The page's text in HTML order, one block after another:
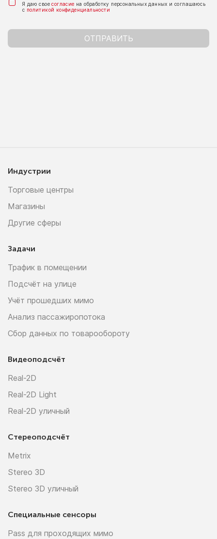
Я даю своесогласие на обработку персональных данных и соглашаюсь
с политикой конфиденциальности
ОТПРАВИТЬ
Индустрии
Торговые центры
Магазины
Другие сферы
Задачи
Трафик в помещении
Подсчёт на улице
Учёт прошедших мимо
Анализ пассажиропотока
Сбор данных по товарообороту
Видеоподсчёт
Real-2D
Real-2D Light
Real-2D уличный
Стереоподсчёт
Metrix
Stereo 3D
Stereo 3D уличный
Специальные сенсоры
Pass для проходящих мимо